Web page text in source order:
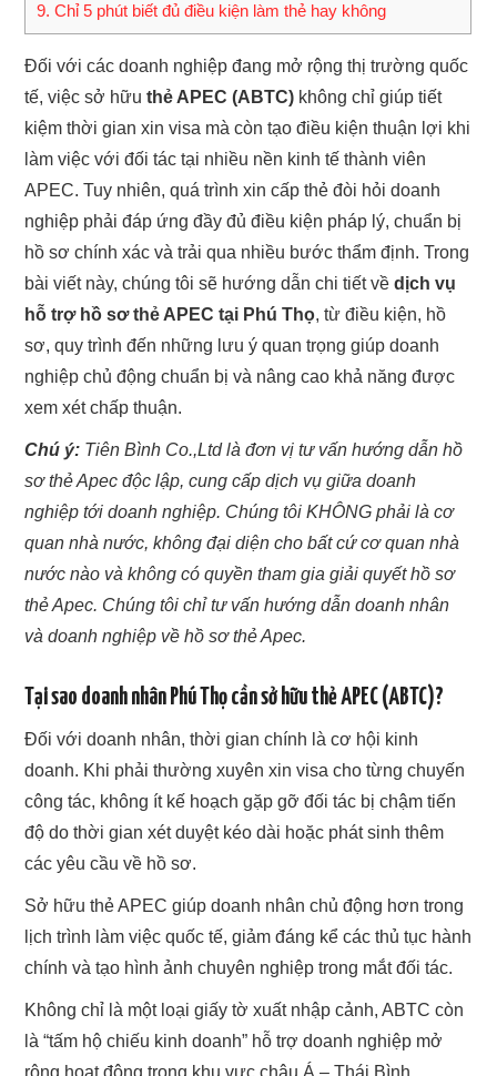
9. Chỉ 5 phút biết đủ điều kiện làm thẻ hay không
Đối với các doanh nghiệp đang mở rộng thị trường quốc
tế, việc sở hữuthẻ APEC (ABTC) không chỉ giúp tiết
kiệm thời gian xin visa mà còn tạo điều kiện thuận lợi khi
làm việc với đối tác tại nhiều nền kinh tế thành viên
APEC. Tuy nhiên, quá trình xin cấp thẻ đòi hỏi doanh
nghiệp phải đáp ứng đầy đủ điều kiện pháp lý, chuẩn bị
hồ sơ chính xác và trải qua nhiều bước thẩm định. Trong
bài viết này, chúng tôi sẽ hướng dẫn chi tiết vềdịch vụ
hỗ trợ hồ sơ thẻ APEC tại Phú Thọ, từ điều kiện, hồ
sơ, quy trình đến những lưu ý quan trọng giúp doanh
nghiệp chủ động chuẩn bị và nâng cao khả năng được
xem xét chấp thuận.
Chú ý: Tiên Bình Co.,Ltd là đơn vị tư vấn hướng dẫn hồ
sơ thẻ Apec độc lập, cung cấp dịch vụ giữa doanh
nghiệp tới doanh nghiệp. Chúng tôi KHÔNG phải là cơ
quan nhà nước, không đại diện cho bất cứ cơ quan nhà
nước nào và không có quyền tham gia giải quyết hồ sơ
thẻ Apec. Chúng tôi chỉ tư vấn hướng dẫn doanh nhân
và doanh nghiệp về hồ sơ thẻ Apec.
Tại sao doanh nhân Phú Thọ cần sở hữu thẻ APEC (ABTC)?
Đối với doanh nhân, thời gian chính là cơ hội kinh
doanh. Khi phải thường xuyên xin visa cho từng chuyến
công tác, không ít kế hoạch gặp gỡ đối tác bị chậm tiến
độ do thời gian xét duyệt kéo dài hoặc phát sinh thêm
các yêu cầu về hồ sơ.
Sở hữu thẻ APEC giúp doanh nhân chủ động hơn trong
lịch trình làm việc quốc tế, giảm đáng kể các thủ tục hành
chính và tạo hình ảnh chuyên nghiệp trong mắt đối tác.
Không chỉ là một loại giấy tờ xuất nhập cảnh, ABTC còn
là “tấm hộ chiếu kinh doanh” hỗ trợ doanh nghiệp mở